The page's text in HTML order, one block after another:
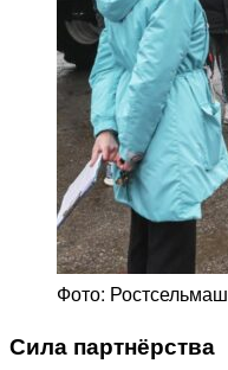
Фото: Ростсельмаш
Сила партнёрства